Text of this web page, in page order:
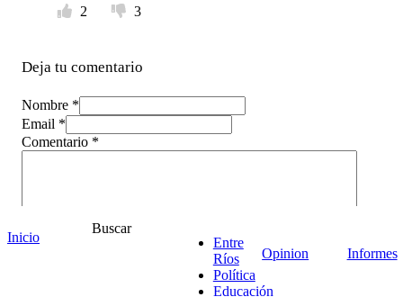
2
3
Deja tu comentario
Nombre *
Email *
Comentario *
Inicio
Buscar
Entre
Ríos
Política
Educación
Opinion Informes